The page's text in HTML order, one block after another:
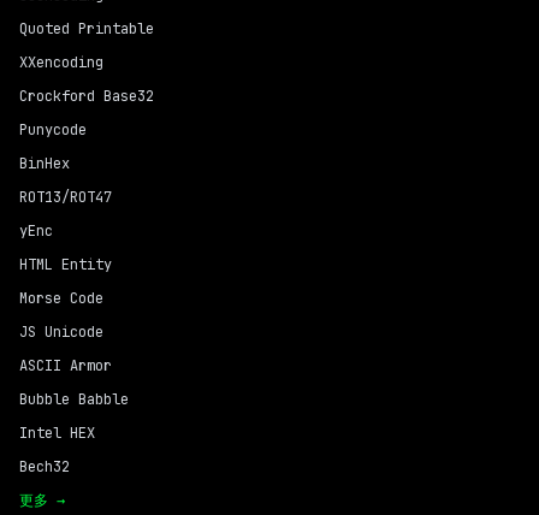
Quoted Printable
XXencoding
Crockford Base32
Punycode
BinHex
ROT13/ROT47
yEnc
HTML Entity
Morse Code
JS Unicode
ASCII Armor
Bubble Babble
Intel HEX
Bech32
更多 →